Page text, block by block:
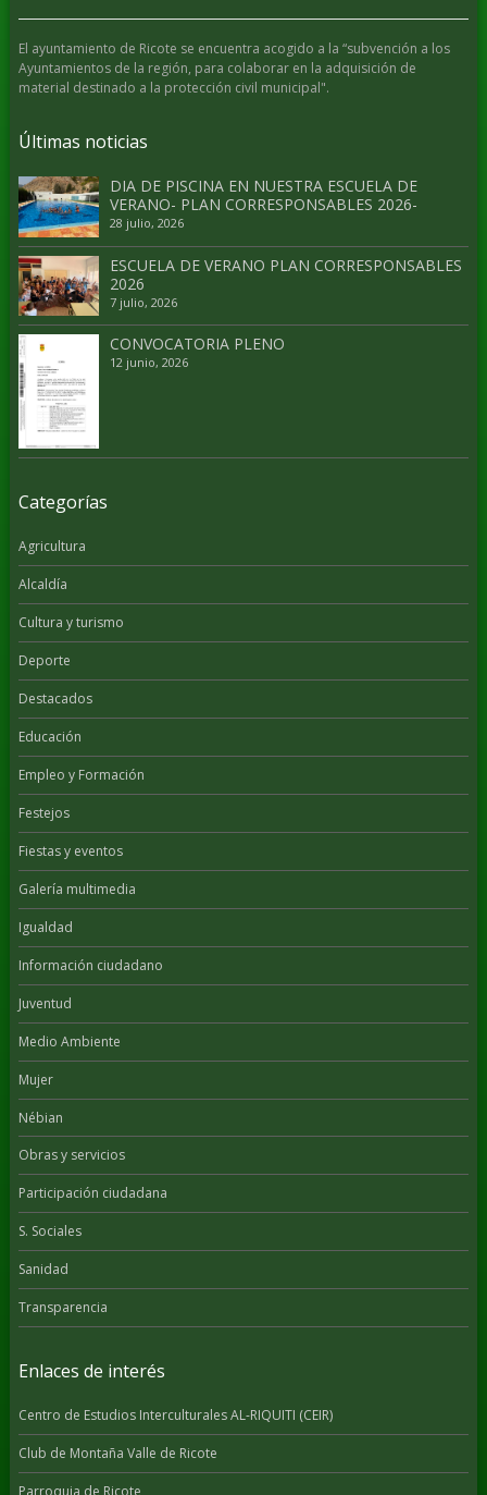
El ayuntamiento de Ricote se encuentra acogido a la “subvención a los
Ayuntamientos de la región, para colaborar en la adquisición de
material destinado a la protección civil municipal".
Últimas noticias
DIA DE PISCINA EN NUESTRA ESCUELA DE
VERANO- PLAN CORRESPONSABLES 2026-
28 julio, 2026
ESCUELA DE VERANO PLAN CORRESPONSABLES
2026
7 julio, 2026
CONVOCATORIA PLENO
12 junio, 2026
Categorías
Agricultura
Alcaldía
Cultura y turismo
Deporte
Destacados
Educación
Empleo y Formación
Festejos
Fiestas y eventos
Galería multimedia
Igualdad
Información ciudadano
Juventud
Medio Ambiente
Mujer
Nébian
Obras y servicios
Participación ciudadana
S. Sociales
Sanidad
Transparencia
Enlaces de interés
Centro de Estudios Interculturales AL-RIQUITI (CEIR)
Club de Montaña Valle de Ricote